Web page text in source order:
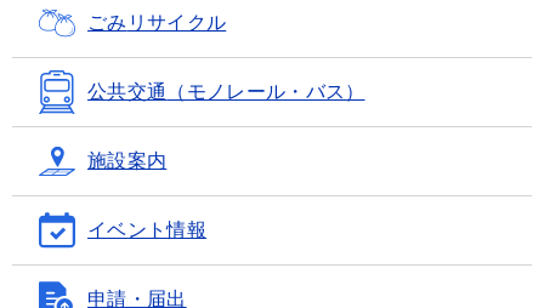
ごみ リサイクル
公共交通 （モノレール・バス）
施設案内
イベント情報
申請・届出